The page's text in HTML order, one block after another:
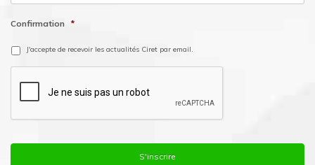
Confirmation *
J'accepte de recevoir les actualités Ciret par email.